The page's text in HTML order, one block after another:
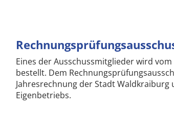
Eines der Ausschussmitglieder wird
bestellt. Dem
Jahresrechnung der Stadt Waldkraiburg
Eigenbetriebs.